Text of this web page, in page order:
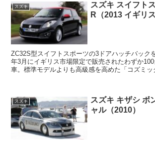
スズキ
スズキ スイフト
R（2013 イギリス
ZC32S型スイフトスポーツの3ドアハッチバック
年3月にイギリス市場限定で販売されたわずか
車。標準モデルよりも高級感を高めた「コズミ
スズキ
スズキ キザシ ボ
ャル（2010）